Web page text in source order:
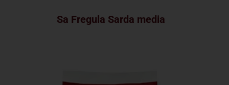
Sa Fregula Sarda media